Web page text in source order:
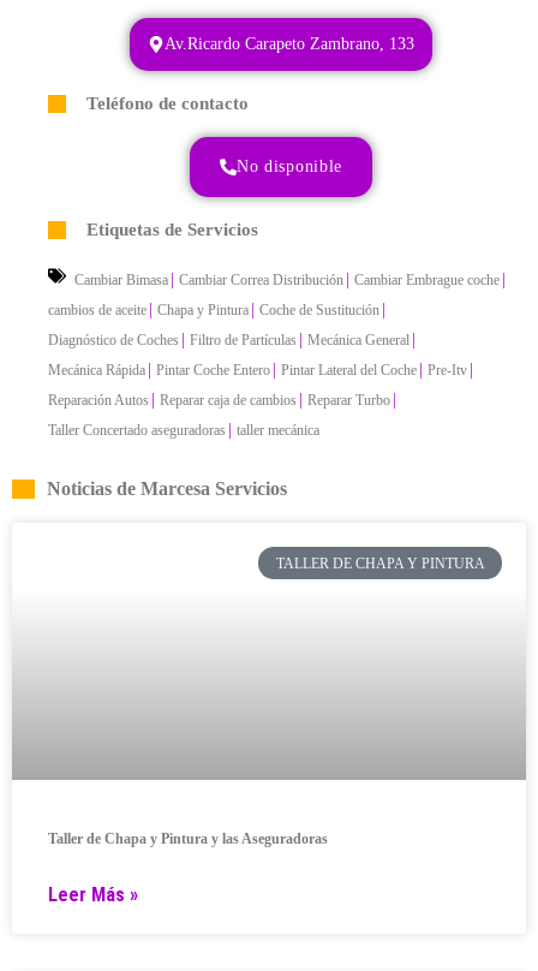
Av.Ricardo Carapeto Zambrano, 133
Teléfono de contacto
No disponible
Etiquetas de Servicios
Cambiar Bimasa Cambiar Correa Distribución Cambiar Embrague coche
cambios de aceite Chapa y Pintura Coche de Sustitución
Diagnóstico de Coches Filtro de Partículas Mecánica General
Mecánica Rápida Pintar Coche Entero Pintar Lateral del Coche Pre-Itv
Reparación Autos Reparar caja de cambios Reparar Turbo
Taller Concertado aseguradoras taller mecánica
Noticias de Marcesa Servicios
TALLER DE CHAPA Y PINTURA
Taller de Chapa y Pintura y las Aseguradoras
Leer Más »